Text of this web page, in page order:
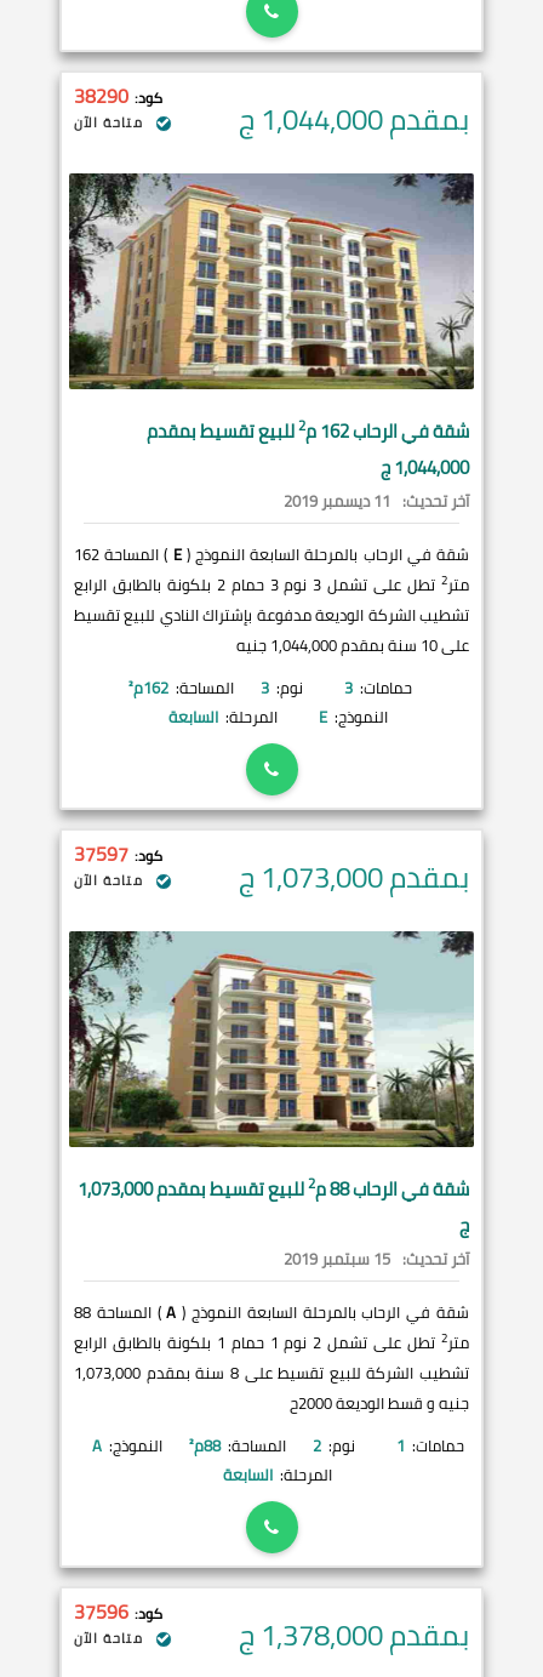
بمقدم 1,044,000 ج كود: 38290
متاحة الآن
شقة فيالرحاب 2للبيع تقسيط بمقدم
1,044,000 ج
آخر تحديث: 11 ديسمبر 2019
شقة في الرحاب بالمرحلة السابعة النموذج (E
) المساحة 162
متر2
تطل على تشمل 3 نوم 3 حمام 2 بلكونة بالطابق الرابع
تشطيب الشركة الوديعة مدفوعة بإشتراك النادي للبيع تقسيط
على 10 سنة بمقدم 1,044,000 جنيه
حمامات: 3 نوم: 3 المساحة: 162م²
النموذج: E المرحلة: السابعة
بمقدم 1,073,000 ج كود: 37597
متاحة الآن
شقة فيالرحاب88 م 2
للبيع تقسيط بمقدم 1,073,000
ج
آخر تحديث: 15 سبتمبر 2019
شقة في الرحاب بالمرحلة السابعة النموذج ( A
) المساحة 88
متر2
تطل على تشمل 2 نوم 1 حمام 1 بلكونة بالطابق الرابع
تشطيب الشركة للبيع تقسيط على 8 سنة بمقدم 1,073,000
جنيه و قسط الوديعة 2000ح
حمامات: 1 نوم: 2 المساحة: 88م² النموذج: A
المرحلة: السابعة
بمقدم 1,378,000 ج كود: 37596
متاحة الآن